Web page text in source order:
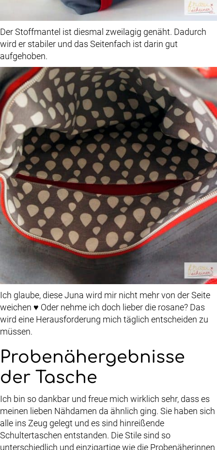
Der Stoffmantel ist diesmal zweilagig genäht. Dadurch
wird er stabiler und das Seitenfach ist darin gut
aufgehoben.
Ich glaube, diese Juna wird mir nicht mehr von der Seite
weichen ♥ Oder nehme ich doch lieber die rosane? Das
wird eine Herausforderung mich täglich entscheiden zu
müssen.
Probenähergebnisse
der Tasche
Ich bin so dankbar und freue mich wirklich sehr, dass es
meinen lieben Nähdamen da ähnlich ging. Sie haben sich
alle ins Zeug gelegt und es sind hinreißende
Schultertaschen entstanden. Die Stile sind so
unterschiedlich und einzigartige wie die Probenäherinnen